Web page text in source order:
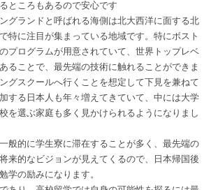
ところもあるので安心です
グランドと呼ばれる海側は北大西洋に面する北
特に注目が集まっている地域です。特にボスト
プログラムが用意されていて、世界トップレベ
ることで、最先端の技術に触れることができま
グスクールへ行くことを想定して下見を兼ねて
する日本人も年々増えてきていて、中には大学
を選ぶ家庭も多く見かけられるようになりまし
般的に学生寮に滞在することが多く、最先端の
来的なビジョンが見えてくるので、日本帰国後
学の励みになります。